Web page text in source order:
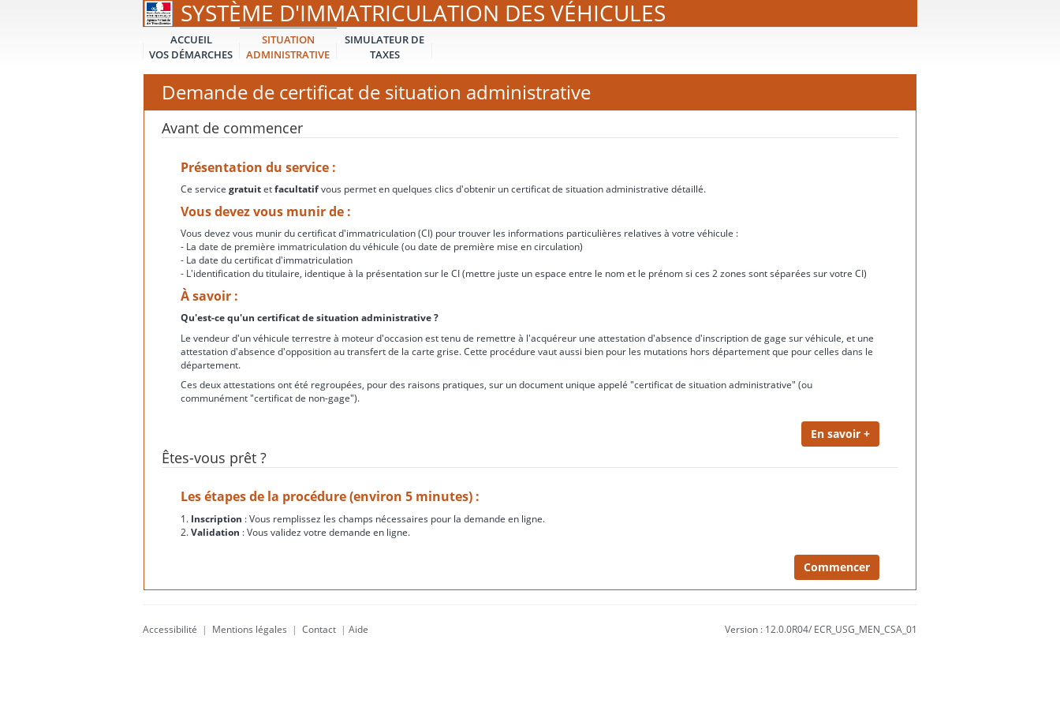
SYSTÈME D'IMMATRICULATION DES VÉHICULES
ACCUEIL
VOS DÉMARCHES
SITUATION
ADMINISTRATIVE
SIMULATEUR DE
TAXES
Demande de certificat de situation administrative
Avant de commencer
Présentation du service :
Ce service gratuitetfacultatifvous permet en quelques clics d'obtenir un certificat de situation administrative détaillé.
Vous devez vous munir de :
Vous devez vous munir du certificat d'immatriculation (CI) pour trouver les informations particulières relatives à votre véhicule :
- La date de première immatriculation du véhicule (ou date de première mise en circulation)
- La date du certificat d'immatriculation
- L'identification du titulaire, identique à la présentation sur le CI (mettre juste un espace entre le nom et le prénom si ces 2 zones sont séparées sur votre CI)
À savoir :
Qu'est-ce qu'un certificat de situation administrative ?
Le vendeur d'un véhicule terrestre à moteur d'occasion est tenu de remettre à l'acquéreur une attestation d'absence d'inscription de gage sur véhicule, et une
attestation d'absence d'opposition au transfert de la carte grise. Cette procédure vaut aussi bien pour les mutations hors département que pour celles dans le
département.
Ces deux attestations ont été regroupées, pour des raisons pratiques, sur un document unique appelé "certificat de situation administrative" (ou
communément "certificat de non-gage").
Êtes-vous prêt ?
Les étapes de la procédure (environ 5 minutes) :
1. Inscription : Vous remplissez les champs nécessaires pour la demande en ligne.
2.Validation : Vous validez votre demande en ligne.
Accessibilité | Mentions légales | Contact | Aide Version : 12.0.0R04/ ECR_USG_MEN_CSA_01